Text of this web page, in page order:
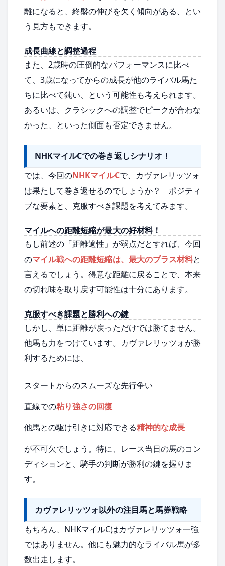
離になると、終盤の伸びを欠く傾向がある、とい
う見方もできます。
成長曲線と調整過程
また、2歳時の圧倒的なパフォーマンスに比べ
て、3歳になってからの成長が他のライバル馬た
ちに比べて鈍い、という可能性も考えられます。
あるいは、クラシックへの調整でピークが合わな
かった、といった側面も否定できません。
NHKマイルCでの巻き返しシナリオ！
では、今回のNHKマイルCで、カヴァレリッツォ
は果たして巻き返せるのでしょうか？ ポジティ
ブな要素と、克服すべき課題を考えてみます。
マイルへの距離短縮が最大の好材料！
もし前述の「距離適性」が弱点だとすれば、今回
のマイル戦への距離短縮は、最大のプラス材料と
言えるでしょう。得意な距離に戻ることで、本来
の切れ味を取り戻す可能性は十分にあります。
克服すべき課題と勝利への鍵
しかし、単に距離が戻っただけでは勝てません。
他馬も力をつけています。カヴァレリッツォが勝
利するためには、
スタートからのスムーズな先行争い
直線での粘り強さの回復
他馬との駆け引きに対応できる精神的な成長
が不可欠でしょう。特に、レース当日の馬のコン
ディションと、騎手の判断が勝利の鍵を握りま
す。
カヴァレリッツォ以外の注目馬と馬券戦略
もちろん、NHKマイルCはカヴァレリッツォ一強
ではありません。他にも魅力的なライバル馬が多
数出走します。